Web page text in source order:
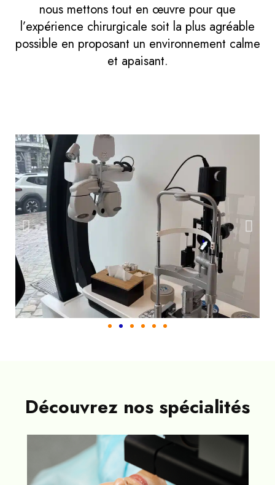
nous mettons tout en œuvre pour que
l’expérience chirurgicale soit la plus agréable
possible en proposant un environnement calme
et apaisant.
Découvrez nos spécialités​